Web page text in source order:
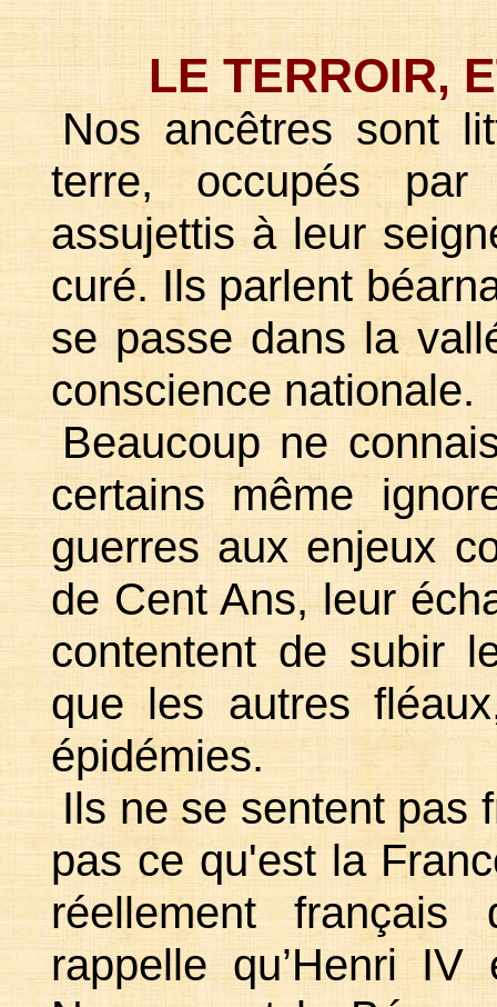
LE TERROIR,
Nos ancêtres sont
terre, occupés
assujettis à leur
curé. Ils parlent
se passe dans la
conscience nationale.
Beaucoup ne
certains même
guerres aux enjeux
de Cent Ans, leur
contentent de subir
que les autres
épidémies.
Ils ne se sentent pas
pas ce qu'est la
réellement
rappelle qu’Henri